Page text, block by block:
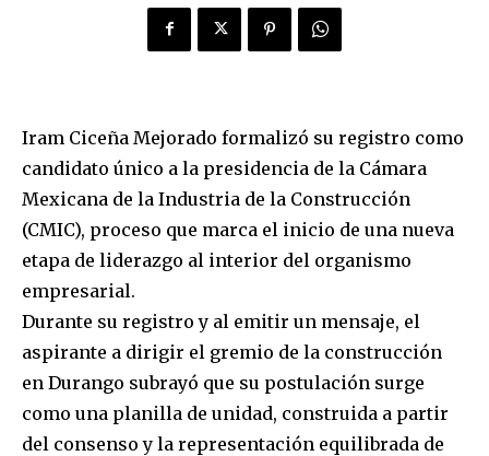
Iram Ciceña Mejorado formalizó su registro como
candidato único a la presidencia de la Cámara
Mexicana de la Industria de la Construcción
(CMIC), proceso que marca el inicio de una nueva
etapa de liderazgo al interior del organismo
empresarial.
Durante su registro y al emitir un mensaje, el
aspirante a dirigir el gremio de la construcción
en Durango subrayó que su postulación surge
como una planilla de unidad, construida a partir
del consenso y la representación equilibrada de